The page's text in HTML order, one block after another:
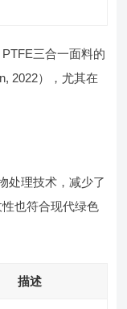
三合一面料的
2022），尤其在
处理技术，减少了
也符合现代绿色
描述